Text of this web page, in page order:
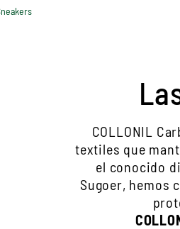
COLLONIL
textiles que
el conocido
Sugoer, hemos